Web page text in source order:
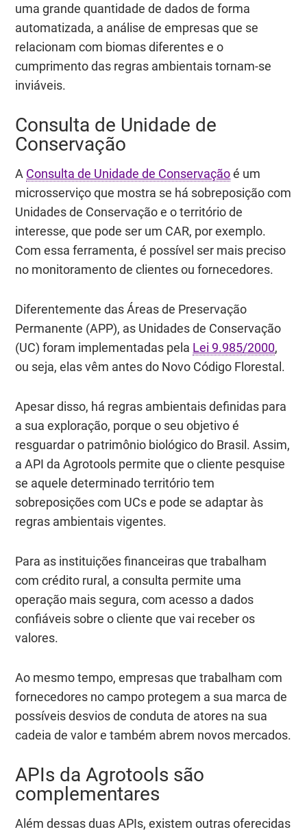
uma grande quantidade de dados de forma
automatizada, a análise de empresas que se
relacionam com biomas diferentes e o
cumprimento das regras ambientais tornam-se
inviáveis.
Consulta de Unidade de
Conservação
A Consulta de Unidade de Conservaçãoé um
microsserviço que mostra se há sobreposição com
Unidades de Conservação e o território de
interesse, que pode ser um CAR, por exemplo.
Com essa ferramenta, é possível ser mais preciso
no monitoramento de clientes ou fornecedores.
Diferentemente das Áreas de Preservação
Permanente (APP), as Unidades de Conservação
(UC) foram implementadas pela Lei 9.985/2000,
ou seja, elas vêm antes do Novo Código Florestal.
Apesar disso, há regras ambientais definidas para
a sua exploração, porque o seu objetivo é
resguardar o patrimônio biológico do Brasil. Assim,
a API da Agrotools permite que o cliente pesquise
se aquele determinado território tem
sobreposições com UCs e pode se adaptar às
regras ambientais vigentes.
Para as instituições financeiras que trabalham
com crédito rural, a consulta permite uma
operação mais segura, com acesso a dados
confiáveis sobre o cliente que vai receber os
valores.
Ao mesmo tempo, empresas que trabalham com
fornecedores no campo protegem a sua marca de
possíveis desvios de conduta de atores na sua
cadeia de valor e também abrem novos mercados.
APIs da Agrotools são
complementares
Além dessas duas APIs, existem outras oferecidas